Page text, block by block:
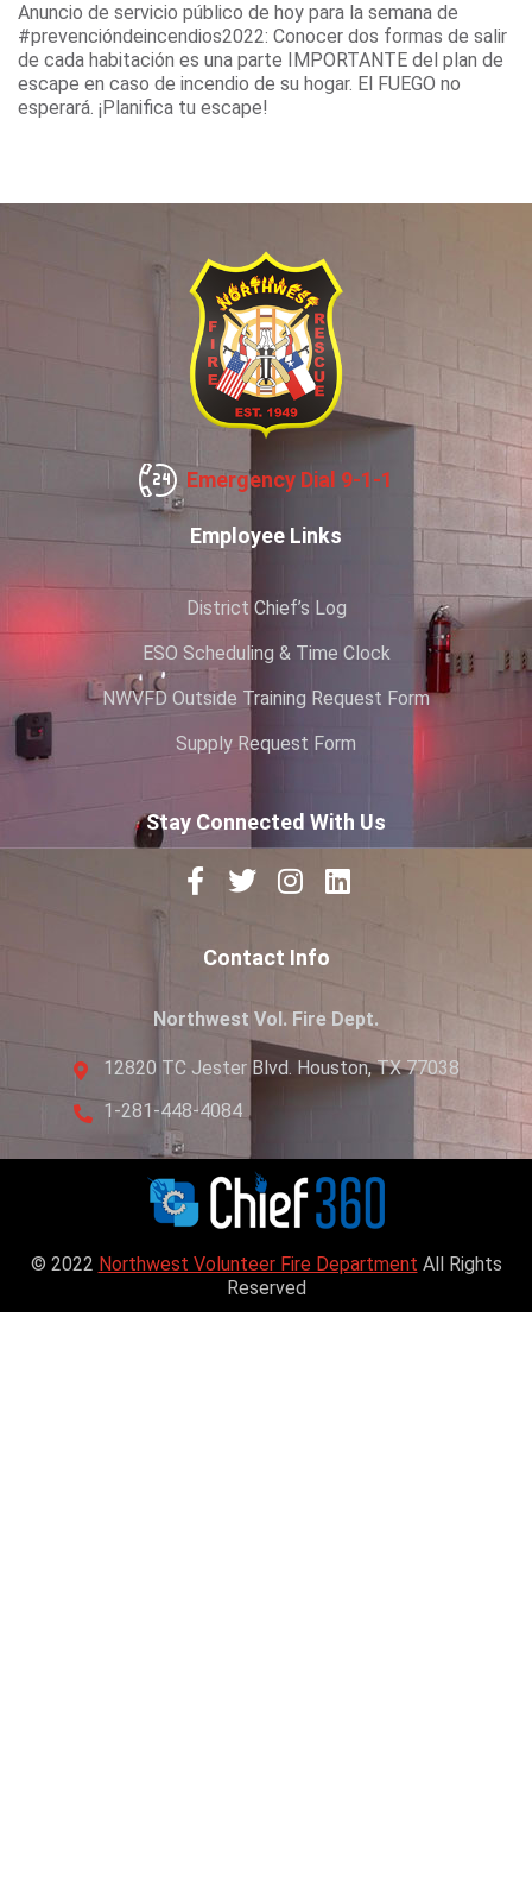
Anuncio de servicio público de hoy para la semana de
#prevencióndeincendios2022: Conocer dos formas de salir
de cada habitación es una parte IMPORTANTE del plan de
escape en caso de incendio de su hogar. El FUEGO no
esperará. ¡Planifica tu escape!
Emergency Dial 9-1-1
Employee Links
District Chief’s Log
ESO Scheduling & Time Clock
NWVFD Outside Training Request Form
Supply Request Form
Stay Connected With Us
Contact Info
Northwest Vol. Fire Dept.
12820 TC Jester Blvd. Houston, TX 77038
1-281-448-4084
© 2022 Northwest Volunteer Fire Department All Rights
Reserved